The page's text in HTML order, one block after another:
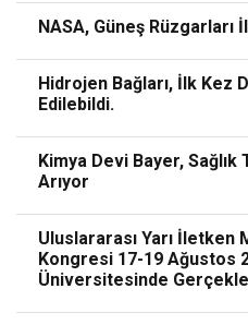
NASA, Güneş Rüzgarları
Hidrojen Bağları, İlk Kez
Edilebildi.
Kimya Devi Bayer,
Arıyor
Uluslararası Yarı İletken
Kongresi 17-19 Ağustos
Üniversitesinde